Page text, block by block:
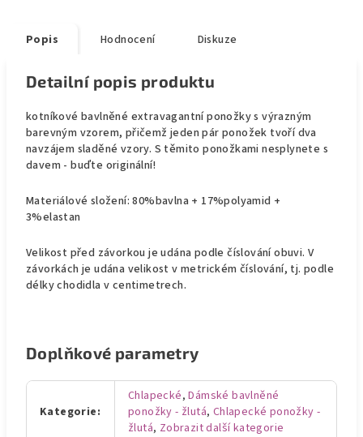
Popis Hodnocení Diskuze
Detailní popis produktu
kotníkové bavlněné extravagantní ponožky s výrazným
barevným vzorem, přičemž jeden pár ponožek tvoří dva
navzájem sladěné vzory. S těmito ponožkami nesplynete s
davem - buďte originální!
Materiálové složení: 80%bavlna + 17%polyamid +
3%elastan
Velikost před závorkou je udána podle číslování obuvi. V
závorkách je udána velikost v metrickém číslování, tj. podle
délky chodidla v centimetrech.
Doplňkové parametry
Kategorie:
Chlapecké,Dámské bavlněné
ponožky - žlutá, Chlapecké ponožky -
žlutá, Zobrazit další kategorie